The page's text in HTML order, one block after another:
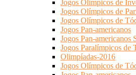
Jogos Olímpicos de
Jogos Olímpicos de
Jogos Olímpicos de
Jogos Pan-americanos
Jogos Pan-americanos
Jogos Paralímpicos de
Olimpíadas-2016
Jogos Olímpicos de